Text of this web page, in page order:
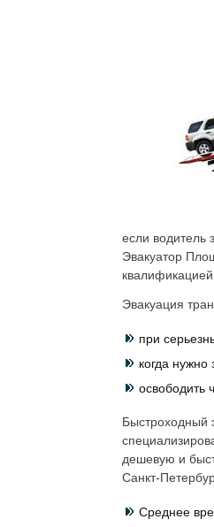
если водитель
Эвакуатор
квалификацией.
Эвакуация
при
когда нужно
освободить
Быстроходный
дешевую и
Санкт-
Среднее